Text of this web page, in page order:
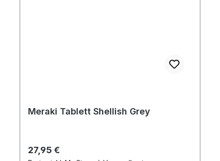
Meraki Tablett Shellish Grey
Regulärer Preis:
27,95 €